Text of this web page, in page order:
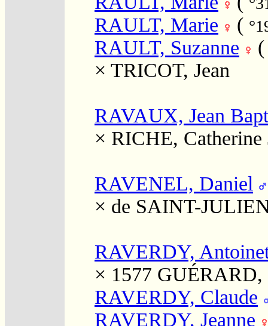
RAULT, Marie (
RAULT, Suzanne
× TRICOT, Jean
RAVAUX, Jean
× RICHE, Catherine
RAVENEL, Daniel
× de SAINT-
RAVERDY,
× 1577 GUÉRARD,
RAVERDY, Claude
RAVERDY, Jeanne